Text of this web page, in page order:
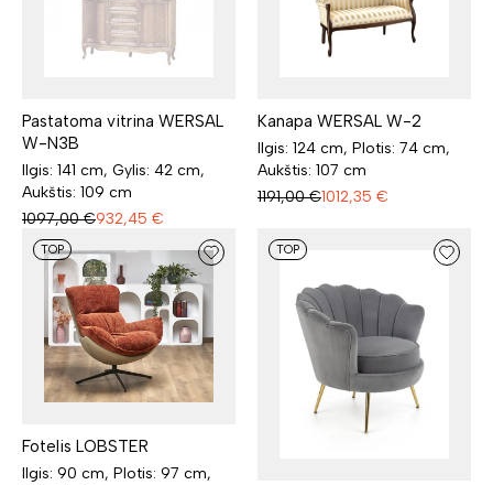
Pastatoma vitrina WERSAL
W-N3B
Ilgis: 141 cm, Gylis: 42 cm,
Aukštis: 109 cm
1097,00 €932,45 €
Kanapa WERSAL W-2
Ilgis: 124 cm, Plotis: 74 cm,
Aukštis: 107 cm
1191,00 €1012,35 €
TOP
Fotelis LOBSTER
Ilgis: 90 cm, Plotis: 97 cm,
TOP